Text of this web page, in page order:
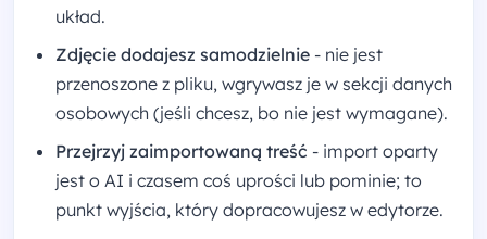
układ.
Zdjęcie dodajesz samodzielnie - nie jest
przenoszone z pliku, wgrywasz je w sekcji danych
osobowych (jeśli chcesz, bo nie jest wymagane).
Przejrzyj zaimportowaną treść - import oparty
jest o AI i czasem coś uprości lub pominie; to
punkt wyjścia, który dopracowujesz w edytorze.